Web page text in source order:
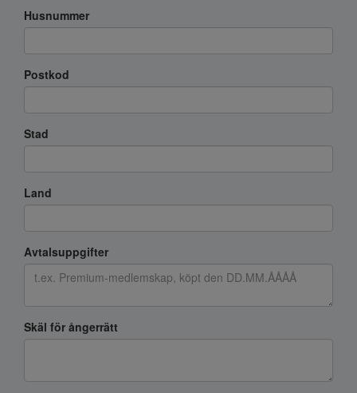
Husnummer
Postkod
Stad
Land
Avtalsuppgifter
Skäl för ångerrätt